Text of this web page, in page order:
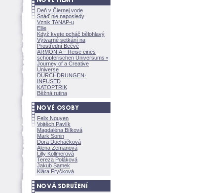
Deň v Čiernej vode
Snáď nie naposledy
Vznik TANAP-u
Ellie
Když kvete pcháč bělohlavý
Výtvarné setkání na
Prostřední Bečvě
ARMONÍA – Reise eines
schöpferischen Universums •
Journey of a Creative
Universe
DURCHDRUNGEN·
INFUSED
KATOPTRIK
Běžná rutina
Felix Nguyen
Vojtěch Pavlík
Magdaléna Bílkov
Mark Sonin
Dora Ducháčkov
Alena Zemanov
Lilly Kollmerov
Tereza Polákov
Jakub Samek
Klára Fryčkov